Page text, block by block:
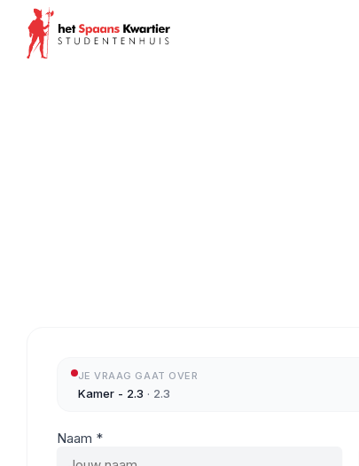
JE VRAAG GAAT OVER
Kamer - 2.3 · 2.3
Naam *